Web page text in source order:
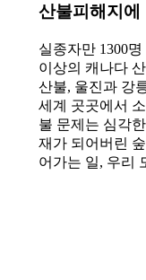
산불피해지에
실종자만 1300
이상의 캐나다
산불, 울진과 강
세계 곳곳에서
불 문제는 심각
재가 되어버린
어가는 일, 우리